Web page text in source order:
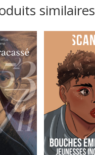
similaires